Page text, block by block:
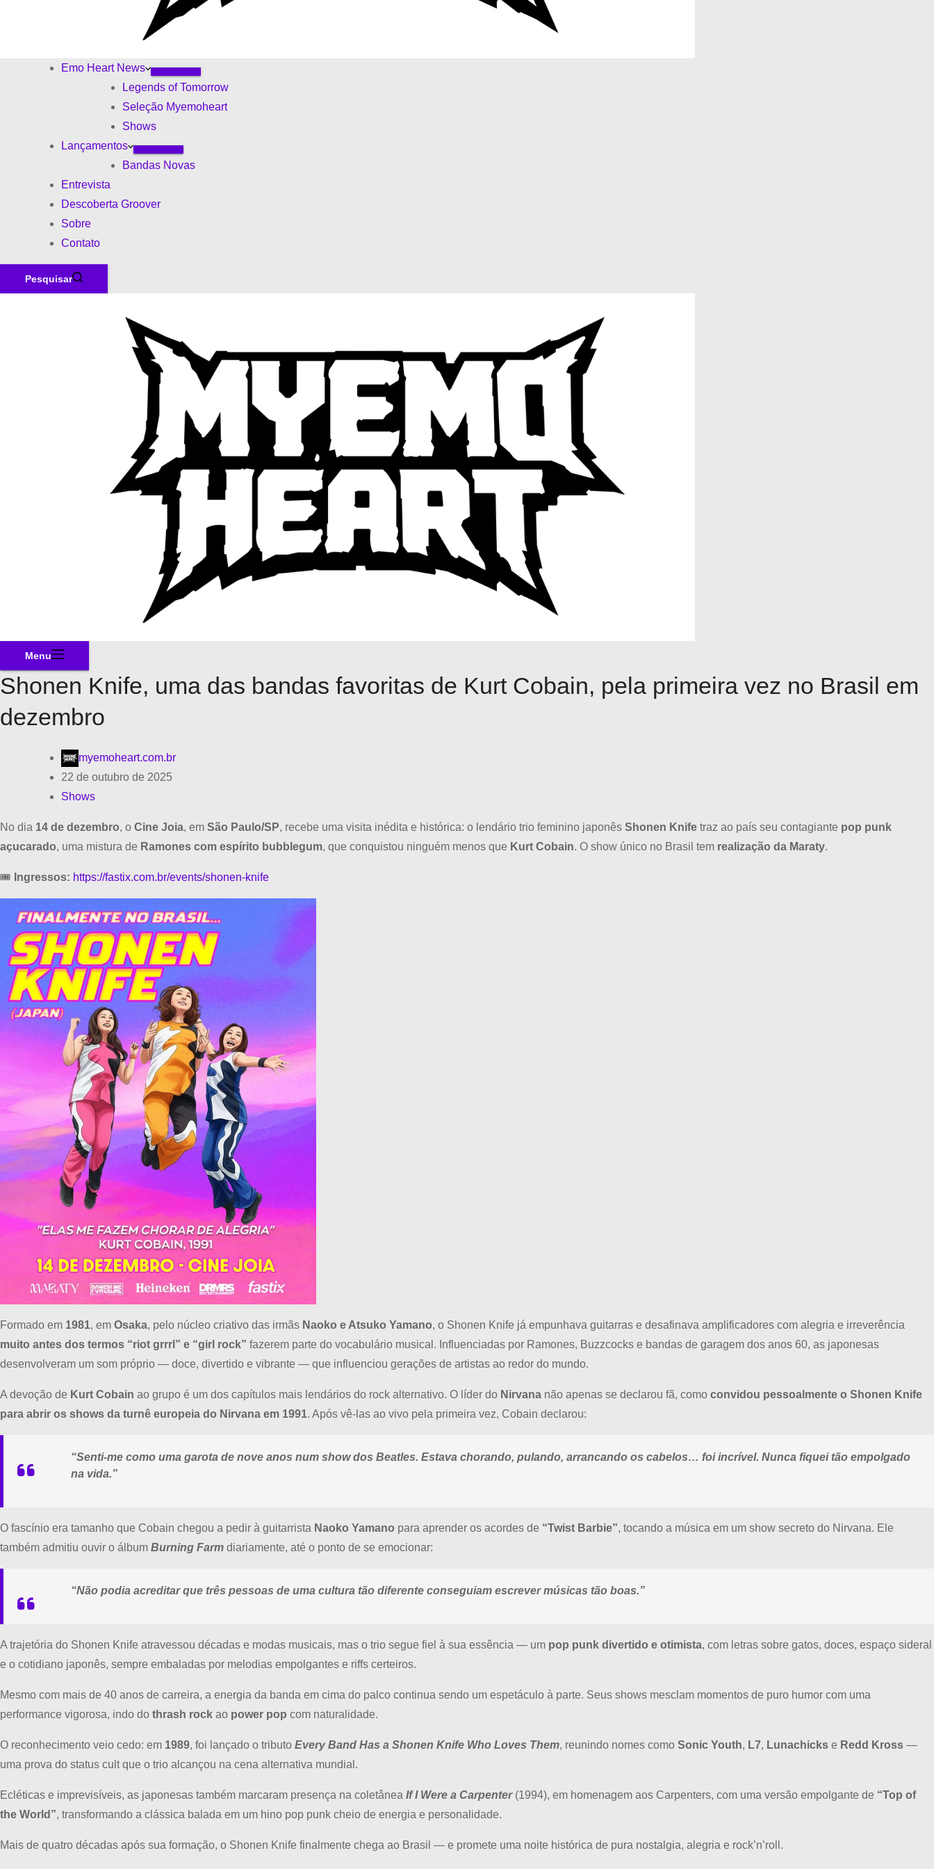
Emo Heart News
Legends of Tomorrow
Seleção Myemoheart
Shows
Lançamentos
Bandas Novas
Entrevista
Descoberta Groover
Sobre
Contato
Pesquisar
Menu
Shonen Knife, uma das bandas favoritas de Kurt Cobain, pela primeira vez no Brasil em
dezembro
myemoheart.com.br
22 de outubro de 2025
Shows
No dia 14 de dezembro, o Cine Joia, em São Paulo/SP, recebe uma visita inédita e histórica: o lendário trio feminino japonês Shonen Knife traz ao país seu contagiante pop punk
açucarado, uma mistura de Ramones com espírito bubblegum, que conquistou ninguém menos que Kurt Cobain. O show único no Brasil tem realização da Maraty.
🎟 Ingressos: https://fastix.com.br/events/shonen-knife
Formado em 1981, em Osaka, pelo núcleo criativo das irmãs Naoko e Atsuko Yamano, o Shonen Knife já empunhava guitarras e desafinava amplificadores com alegria e irreverência
muito antes dos termos “riot grrrl” e “girl rock” fazerem parte do vocabulário musical. Influenciadas por Ramones, Buzzcocks e bandas de garagem dos anos 60, as japonesas
desenvolveram um som próprio — doce, divertido e vibrante — que influenciou gerações de artistas ao redor do mundo.
A devoção de Kurt Cobain ao grupo é um dos capítulos mais lendários do rock alternativo. O líder do Nirvana não apenas se declarou fã, como convidou pessoalmente o Shonen Knife
para abrir os shows da turnê europeia do Nirvana em 1991. Após vê-las ao vivo pela primeira vez, Cobain declarou:
“Senti-me como uma garota de nove anos num show dos Beatles. Estava chorando, pulando, arrancando os cabelos… foi incrível. Nunca fiquei tão empolgado
na vida.”
O fascínio era tamanho que Cobain chegou a pedir à guitarrista Naoko Yamano para aprender os acordes de “Twist Barbie”, tocando a música em um show secreto do Nirvana. Ele
também admitiu ouvir o álbum Burning Farm diariamente, até o ponto de se emocionar:
“Não podia acreditar que três pessoas de uma cultura tão diferente conseguiam escrever músicas tão boas.”
A trajetória do Shonen Knife atravessou décadas e modas musicais, mas o trio segue fiel à sua essência — um pop punk divertido e otimista, com letras sobre gatos, doces, espaço sideral
e o cotidiano japonês, sempre embaladas por melodias empolgantes e riffs certeiros.
Mesmo com mais de 40 anos de carreira, a energia da banda em cima do palco continua sendo um espetáculo à parte. Seus shows mesclam momentos de puro humor com uma
performance vigorosa, indo do thrash rock ao power pop com naturalidade.
O reconhecimento veio cedo: em 1989, foi lançado o tributo Every Band Has a Shonen Knife Who Loves Them, reunindo nomes como Sonic Youth, L7, Lunachicks e Redd Kross —
uma prova do status cult que o trio alcançou na cena alternativa mundial.
Ecléticas e imprevisíveis, as japonesas também marcaram presença na coletânea If I Were a Carpenter(1994), em homenagem aos Carpenters, com uma versão empolgante de “Top of
the World”, transformando a clássica balada em um hino pop punk cheio de energia e personalidade.
Mais de quatro décadas após sua formação, o Shonen Knife finalmente chega ao Brasil — e promete uma noite histórica de pura nostalgia, alegria e rock’n’roll.